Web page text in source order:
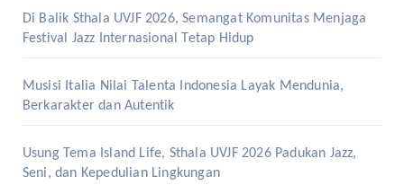
Di Balik Sthala UVJF 2026, Semangat Komunitas Menjaga
Festival Jazz Internasional Tetap Hidup
Musisi Italia Nilai Talenta Indonesia Layak Mendunia,
Berkarakter dan Autentik
Usung Tema Island Life, Sthala UVJF 2026 Padukan Jazz,
Seni, dan Kepedulian Lingkungan